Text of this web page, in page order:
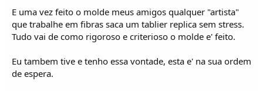
E uma vez feito o molde meus amigos qualquer "artista"
que trabalhe em fibras saca um tablier replica sem stress.
Tudo vai de como rigoroso e criterioso o molde e' feito.
Eu tambem tive e tenho essa vontade, esta e' na sua ordem
de espera.